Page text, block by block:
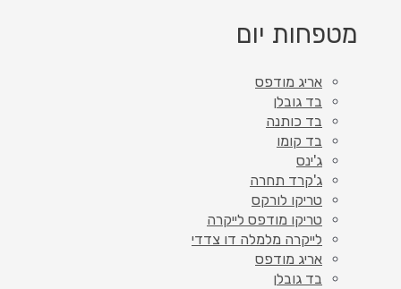
מטפחות יום
אריג מודפס
בד גובלן
בד כותנה
בד קומו
ג'ינס
ג'קרד תחרה
טריקו לורקס
טריקו מודפס לייקרה
לייקרה מלמלה דו צדדי
אריג מודפס
בד גובלן